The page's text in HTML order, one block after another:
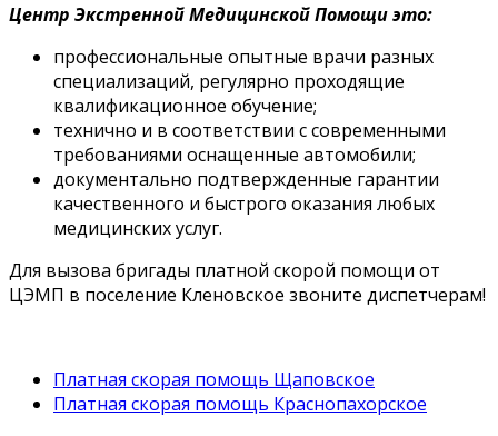
Центр Экстренной Медицинской Помощи это:
профессиональные опытные врачи разных
специализаций, регулярно проходящие
квалификационное обучение;
технично и в соответствии с современными
требованиями оснащенные автомобили;
документально подтвержденные гарантии
качественного и быстрого оказания любых
медицинских услуг.
Для вызова бригады платной скорой помощи от
ЦЭМП в поселение Кленовское звоните диспетчерам!
Платная скорая помощь Щаповское
Платная скорая помощь Краснопахорское